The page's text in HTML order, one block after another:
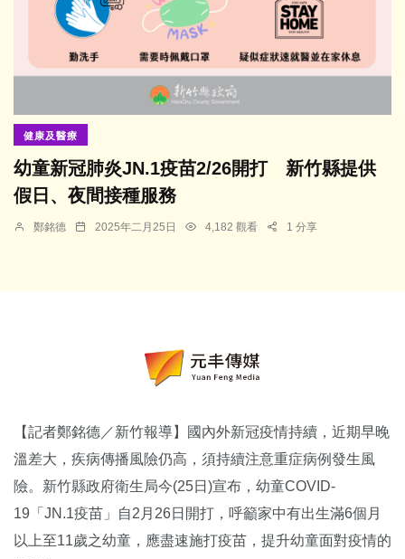
健康及醫療
幼童新冠肺炎JN.1疫苗2/26開打 新竹縣提供
假日、夜間接種服務
鄭銘德 2025年二月25日 4,182 觀看 1 分享
【記者鄭銘德／新竹報導】國內外新冠疫情持續，近期早晚
溫差大，疾病傳播風險仍高，須持續注意重症病例發生風
險。新竹縣政府衛生局今(25日)宣布，幼童COVID-
19「JN.1疫苗」自2月26日開打，呼籲家中有出生滿6個月
以上至11歲之幼童，應盡速施打疫苗，提升幼童面對疫情的